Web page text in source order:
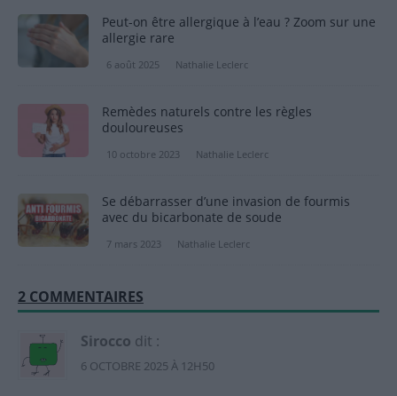
Peut-on être allergique à l’eau ? Zoom sur une
allergie rare
6 août 2025 Nathalie Leclerc
Remèdes naturels contre les règles
douloureuses
10 octobre 2023 Nathalie Leclerc
Se débarrasser d’une invasion de fourmis
avec du bicarbonate de soude
7 mars 2023 Nathalie Leclerc
2 COMMENTAIRES
Sirocco dit :
6 OCTOBRE 2025 À 12H50